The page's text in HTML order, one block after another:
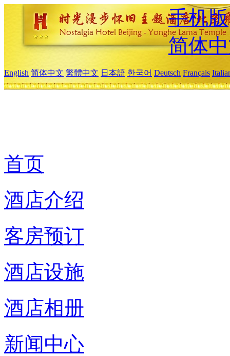
手机版
简体
English 简体中文 繁體中文 日本語 한국어 Deutsch Français
首页
酒店介绍
客房预订
酒店设施
酒店相册
新闻中心